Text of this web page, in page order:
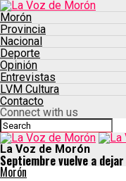
Morón
Provincia
Nacional
Deporte
Opinión
Entrevistas
LVM Cultura
Contacto
Connect with us
La Voz de Morón
Septiembre vuelve a
Morón